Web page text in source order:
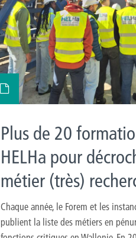
Plus de 20
HELHa pour
métier (très)
Chaque année, le Forem et les
publient la liste des métiers en